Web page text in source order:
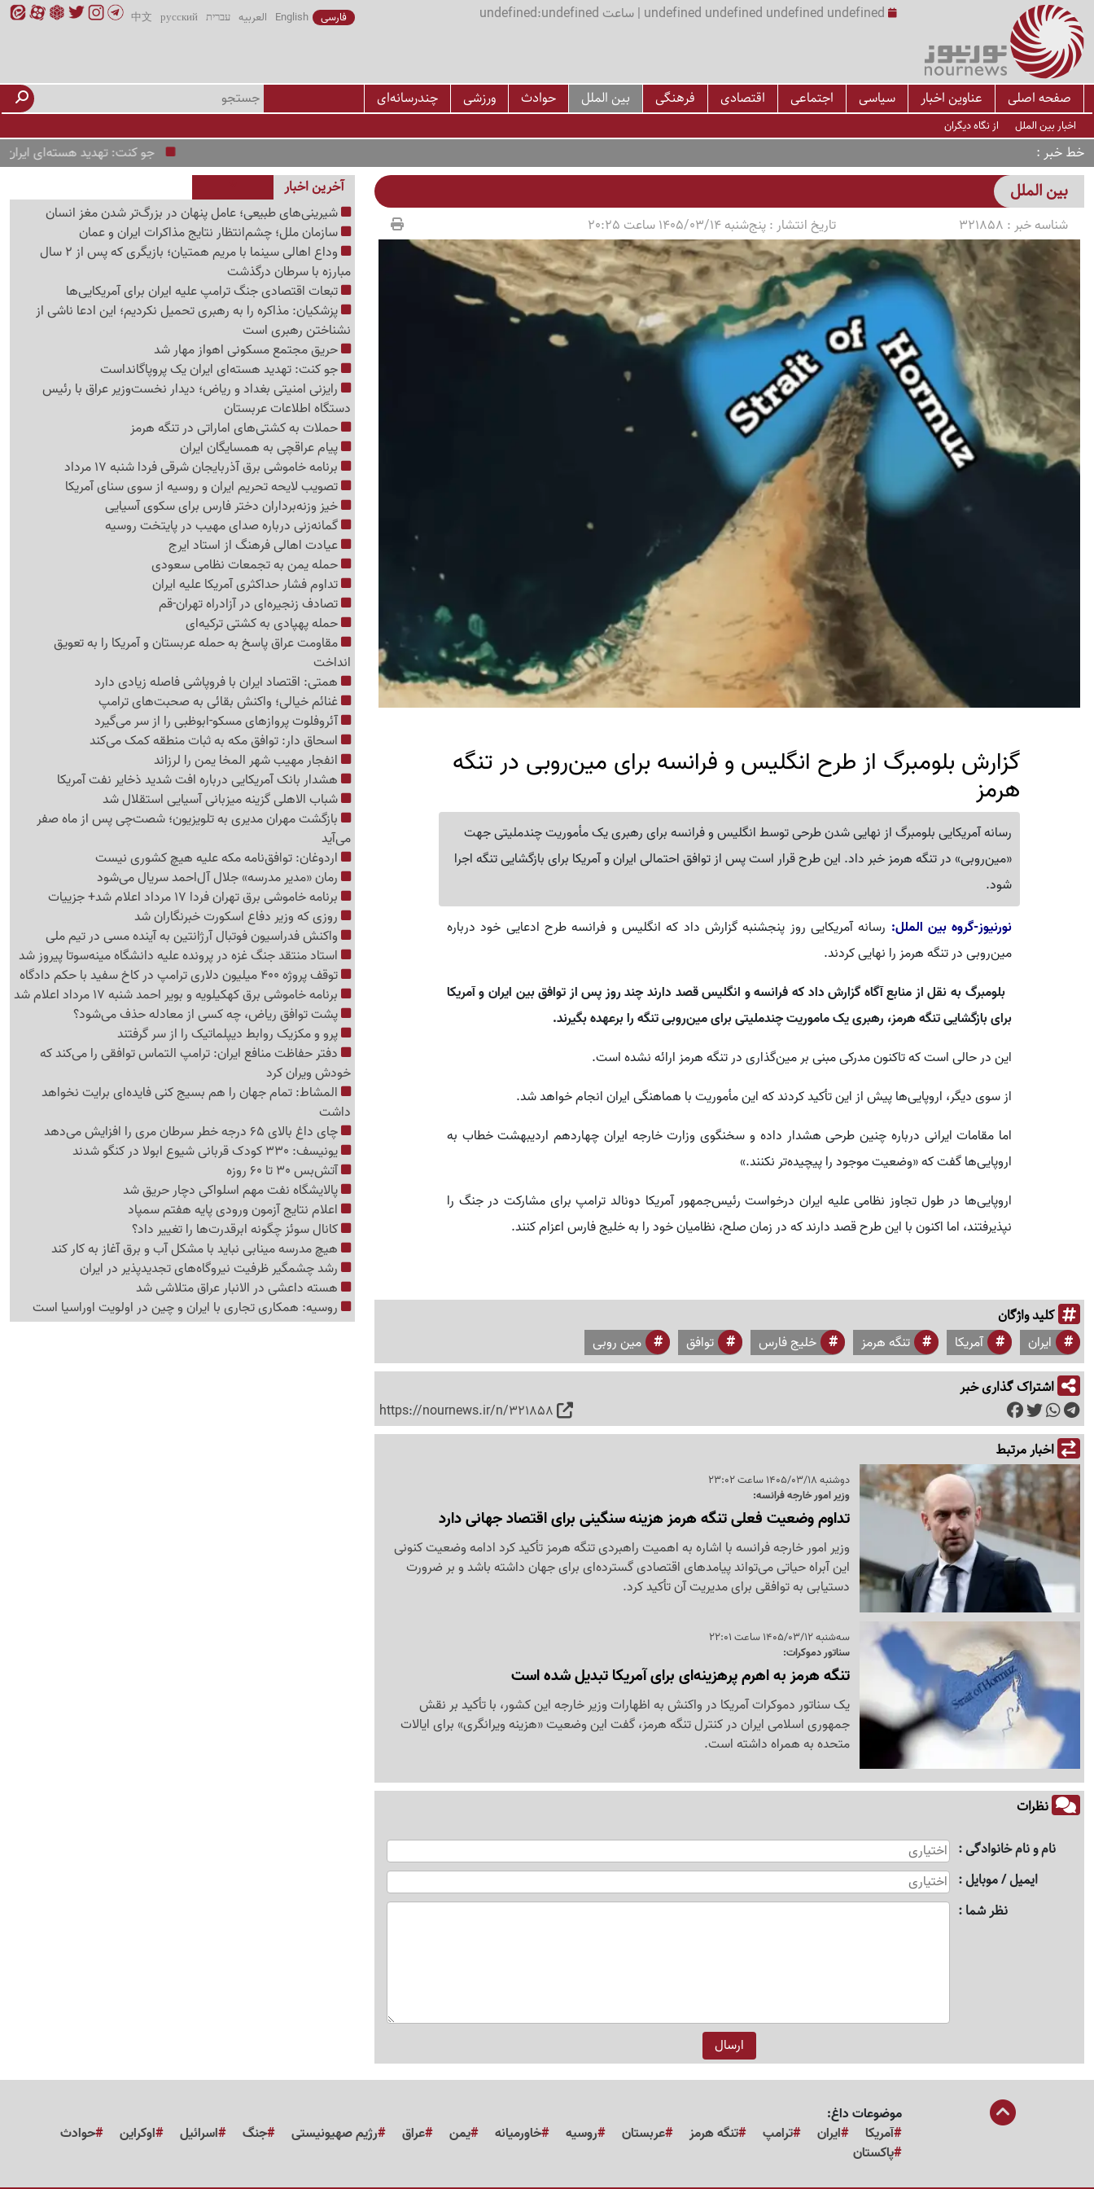
undefined undefined undefined undefined | ساعت undefined:undefined فارسی English العربیه עברית русский
中文
صفحه اصلی عناوین اخبار سیاسی اجتماعی اقتصادی فرهنگی بین الملل حوادث ورزشی چندرسانه‌ای
اخبار بین الملل از نگاه دیگران
خط خبر جو کنت: تهدید هسته‌ای ایران یک
بین الملل
شناسه خبر : 321858 تاریخ انتشار :پنج‌شنبه 1405/03/14 ساعت 20:25
گزارش بلومبرگ از طرح انگلیس و فرانسه برای مین‌روبی در تنگه
هرمز
رسانه آمریکایی بلومبرگ از نهایی شدن طرحی توسط انگلیس و فرانسه برای رهبری یک مأموریت چندملیتی جهت
«مین‌روبی» در تنگه هرمز خبر داد. این طرح قرار است پس از توافق احتمالی ایران و آمریکا برای بازگشایی تنگه اجرا
شود.
نورنیوز-گروه بین الملل: رسانه آمریکایی روز پنجشنبه گزارش داد که انگلیس و فرانسه طرح ادعایی خود درباره
مین‌روبی در تنگه هرمز را نهایی کردند.
بلومبرگ به نقل از منابع آگاه گزارش داد که فرانسه و انگلیس قصد دارند چند روز پس از توافق بین ایران و آمریکا
برای بازگشایی تنگه هرمز، رهبری یک ماموریت چندملیتی برای مین‌روبی تنگه را برعهده بگیرند.
این در حالی است که تاکنون مدرکی مبنی بر مین‌گذاری در تنگه هرمز ارائه نشده است.
از سوی دیگر، اروپایی‌ها پیش از این تأکید کردند که این مأموریت با هماهنگی ایران انجام خواهد شد.
اما مقامات ایرانی درباره چنین طرحی هشدار داده‌ و سخنگوی وزارت خارجه ایران چهاردهم اردیبهشت خطاب به
اروپایی‌ها گفت که «وضعیت موجود را پیچیده‌تر نکنند.»
اروپایی‌ها در طول تجاوز نظامی علیه ایران درخواست رئیس‌جمهور آمریکا دونالد ترامپ برای مشارکت در جنگ را
نپذیرفتند، اما اکنون با این طرح قصد دارند که در زمان صلح، نظامیان خود را به خلیج فارس اعزام کنند.
کلید واژگان
ایران آمریکا تنگه هرمز خلیج فارس توافق مین روبی
اشتراک گذاری خبر
https://nournews.ir/n/321858
اخبار مرتبط
دوشنبه 1405/03/18 ساعت 23:02
وزیر امور خارجه فرانسه:
تداوم وضعیت فعلی تنگه هرمز هزینه سنگینی برای اقتصاد جهانی دارد
وزیر امور خارجه فرانسه با اشاره به اهمیت راهبردی تنگه هرمز تأکید کرد ادامه وضعیت کنونی
این آبراه حیاتی می‌تواند پیامدهای اقتصادی گسترده‌ای برای جهان داشته باشد و بر ضرورت
دستیابی به توافقی برای مدیریت آن تأکید کرد.
سه‌شنبه 1405/03/12 ساعت 22:01
سناتور دموکرات:
تنگه هرمز به اهرم پرهزینه‌ای برای آمریکا تبدیل شده است
یک سناتور دموکرات آمریکا در واکنش به اظهارات وزیر خارجه این کشور، با تأکید بر نقش
جمهوری اسلامی ایران در کنترل تنگه هرمز، گفت این وضعیت «هزینه ویرانگری» برای ایالات
متحده به همراه داشته است.
نظرات
نام و نام خانوادگی
ایمیل / موبایل
نظر شما
آخرین اخبار
شیرینی‌های طبیعی؛ عامل پنهان در بزرگ‌تر شدن مغز انسان
سازمان ملل؛ چشم‌انتظار نتایج مذاکرات ایران و عمان
وداع اهالی سینما با مریم همتیان؛ بازیگری که پس از 2 سال
مبارزه با سرطان درگذشت
تبعات اقتصادی جنگ ترامپ علیه ایران برای آمریکایی‌ها
پزشکیان: مذاکره را به رهبری تحمیل نکردیم؛ این ادعا ناشی از
نشناختن رهبری است
حریق مجتمع مسکونی اهواز مهار شد
جو کنت: تهدید هسته‌ای ایران یک پروپاگانداست
رایزنی امنیتی بغداد و ریاض؛ دیدار نخست‌وزیر عراق با رئیس
دستگاه اطلاعات عربستان
حملات به کشتی‌های اماراتی در تنگه هرمز
پیام عراقچی به همسایگان ایران
برنامه خاموشی برق آذربایجان شرقی فردا شنبه 17 مرداد
تصویب لایحه تحریم ایران و روسیه از سوی سنای آمریکا
خیز وزنه‌برداران دختر فارس برای سکوی آسیایی
گمانه‌زنی درباره صدای مهیب در پایتخت روسیه
عیادت اهالی فرهنگ از استاد ایرج
حمله یمن به تجمعات نظامی سعودی
تداوم فشار حداکثری آمریکا علیه ایران
تصادف زنجیره‌ای در آزادراه تهران-قم
حمله پهپادی به کشتی ترکیه‌ای
مقاومت عراق پاسخ به حمله عربستان و آمریکا را به تعویق
انداخت
همتی: اقتصاد ایران با فروپاشی فاصله زیادی دارد
غنائم خیالی؛ واکنش بقائی به صحبت‌های ترامپ
آئروفلوت پروازهای مسکو-ابوظبی را از سر می‌گیرد
اسحاق دار: توافق مکه به ثبات منطقه کمک می‌کند
انفجار مهیب شهر المخا یمن را لرزاند
هشدار بانک آمریکایی درباره افت شدید ذخایر نفت آمریکا
شباب الاهلی گزینه میزبانی آسیایی استقلال شد
بازگشت مهران مدیری به تلویزیون؛ شصت‌چی پس از ماه صفر
می‌آید
اردوغان: توافق‌نامه مکه علیه هیچ کشوری نیست
رمان «مدیر مدرسه» جلال آل‌احمد سریال می‌شود
برنامه خاموشی برق تهران فردا 17 مرداد اعلام شد+ جزییات
روزی که وزیر دفاع اسکورت خبرنگاران شد
واکنش فدراسیون فوتبال آرژانتین به آینده مسی در تیم ملی
استاد منتقد جنگ غزه در پرونده علیه دانشگاه مینه‌سوتا پیروز شد
توقف پروژه 400 میلیون دلاری ترامپ در کاخ سفید با حکم دادگاه
برنامه خاموشی برق کهکیلویه و بویر احمد شنبه 17 مرداد اعلام شد
پشت توافق ریاض، چه کسی از معادله حذف می‌شود؟
پرو و مکزیک روابط دیپلماتیک را از سر گرفتند
دفتر حفاظت منافع ایران: ترامپ التماس توافقی را می‌کند که
خودش ویران کرد
المشاط: تمام جهان را هم بسیج کنی فایده‌ای برایت نخواهد
داشت
چای داغ بالای 65 درجه خطر سرطان مری را افزایش می‌دهد
یونیسف: 330 کودک قربانی شیوع ابولا در کنگو شدند
آتش‌بس 30 تا 60 روزه
پالایشگاه نفت مهم اسلواکی دچار حریق شد
اعلام نتایج آزمون ورودی پایه هفتم سمپاد
کانال سوئز چگونه ابرقدرت‌ها را تغییر داد؟
هیچ مدرسه مینابی نباید با مشکل آب و برق آغاز به کار کند
رشد چشمگیر ظرفیت نیروگاه‌های تجدیدپذیر در ایران
هسته داعشی در الانبار عراق متلاشی شد
روسیه: همکاری تجاری با ایران و چین در اولویت اوراسیا است
موضوعات داغ:
آمریکا
ایران ترامپ تنگه هرمز عربستان روسیه خاورمیانه یمن عراق رژیم صهیونیستی جنگ اسرائیل اوکراین
حوادث
پاکستان